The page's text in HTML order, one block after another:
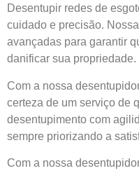
Desentupir redes de
cuidado e precisão.
avançadas para garantir
danificar sua propriedade.
Com a nossa
certeza de um serviço de
desentupimento com
sempre priorizando a
Com a nossa